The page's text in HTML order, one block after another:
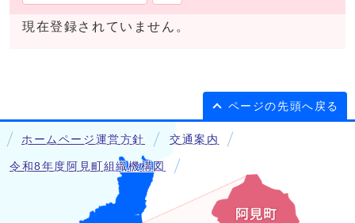
現在登録されていません。
ページの先頭へ戻る
ホームページ運営方針 交通案内
令和8年度阿見町組織機構図